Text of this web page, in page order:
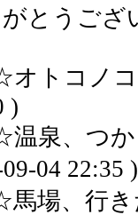
とうござ
トコノ
)
泉、つ
04 22:35 )
場、行き